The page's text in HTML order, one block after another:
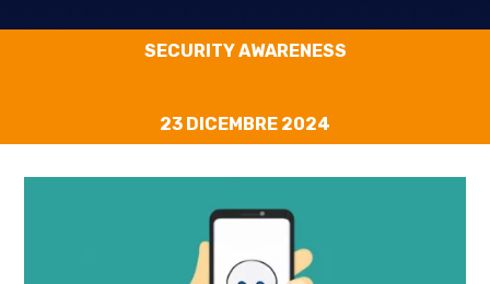
SECURITY AWARENESS
23 DICEMBRE 2024